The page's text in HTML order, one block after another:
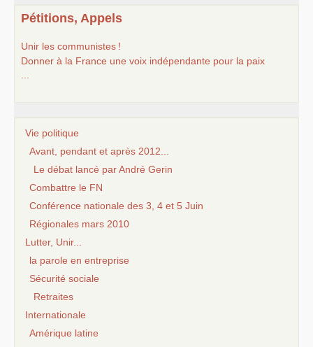
Pétitions, Appels
Unir les communistes !
Donner à la France une voix indépendante pour la paix
Vie politique
Avant, pendant et après 2012...
Le débat lancé par André Gerin
Combattre le FN
Conférence nationale des 3, 4 et 5 Juin
Régionales mars 2010
Lutter, Unir...
la parole en entreprise
Sécurité sociale
Retraites
Internationale
Amérique latine